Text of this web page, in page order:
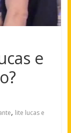
e
, lite lucas e